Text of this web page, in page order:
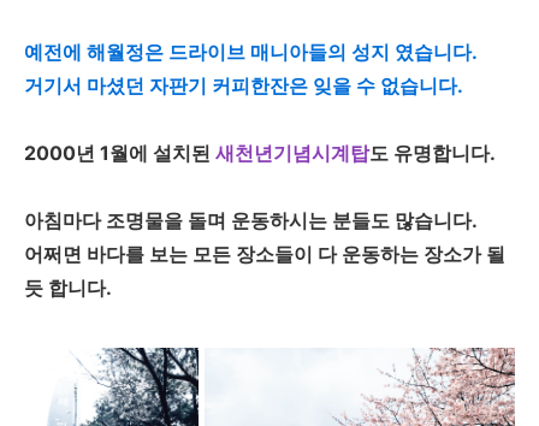
예전에 해월정은 드라이브 매니아들의 성지 였습니다.
거기서 마셨던 자판기 커피한잔은 잊을 수 없습니다.
2000년 1월에 설치된 새천년기념시계탑도 유명합니다.
아침마다 조명물을 돌며 운동하시는 분들도 많습니다.
어쩌면 바다를 보는 모든 장소들이 다 운동하는 장소가 될
듯 합니다.